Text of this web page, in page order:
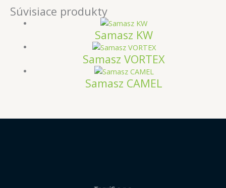
Súvisiace produkty
Samasz KW
Samasz VORTEX
Samasz CAMEL